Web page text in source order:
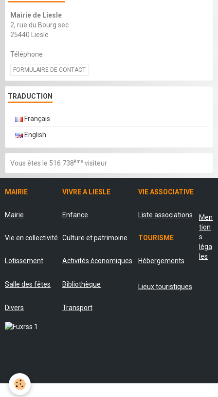
Mairie de Liesle
2, rue du Bourg sec
25440 Liesle
Téléphone :
FORMULAIRE DE CONTACT
TRADUCTION
Français
English
Vous êtes le 516 738ème visiteur
MAIRIE VIVRE A LIESLE VIE ASSOCIATIVE
Mairie Enfance Liste associations
Vie en collectivité Culture et patrimoine TOURISME
Lotissement Activités économiques Hébergements
Salle des fêtes Bibliothèque Lieux touristiques
Divers Transport
Men
tion
s
léga
les